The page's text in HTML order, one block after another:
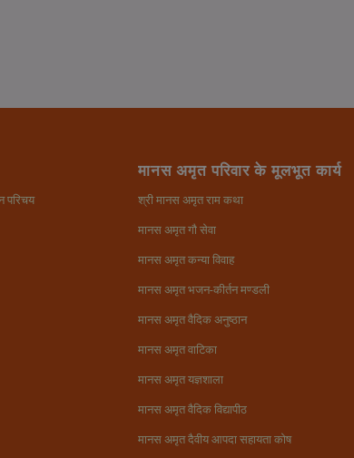
परिचय
मानस अमृत परिवार के मूलभूत कार्य
श्री मानस अमृत राम कथा
मानस अमृत गौ सेवा
मानस अमृत कन्या विवाह
मानस अमृत भजन-कीर्तन मण्डली
मानस अमृत वैदिक अनुष्ठान
मानस अमृत वाटिका
मानस अमृत यज्ञशाला
मानस अमृत वैदिक विद्यापीठ
मानस अमृत दैवीय आपदा सहायता कोष